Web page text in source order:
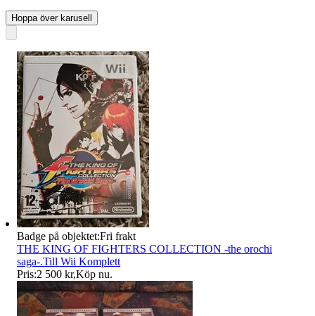
Hoppa över karusell
Badge på objektet:Fri frakt
THE KING OF FIGHTERS COLLECTION -the orochi
saga-.Till Wii Komplett
Pris:2 500 kr,Köp nu.